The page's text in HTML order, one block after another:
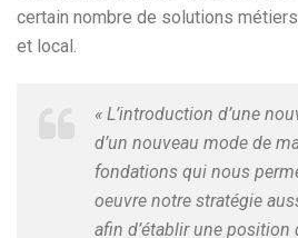
certain nombre de solutions
et local.
« L’introduction d’une
d’un nouveau mode de
fondations qui nous
oeuvre notre stratégie
afin d’établir une position